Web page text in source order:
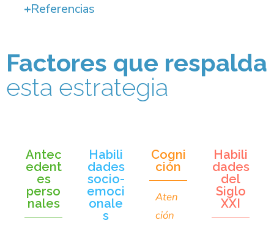
Referencias
Factores que respalda
esta estrategia
Antec
edent
es
perso
nales
Habili
dades
socio-
emoci
onale
s
Cogni
ción
Aten
ción
Habili
dades
del
Siglo
XXI